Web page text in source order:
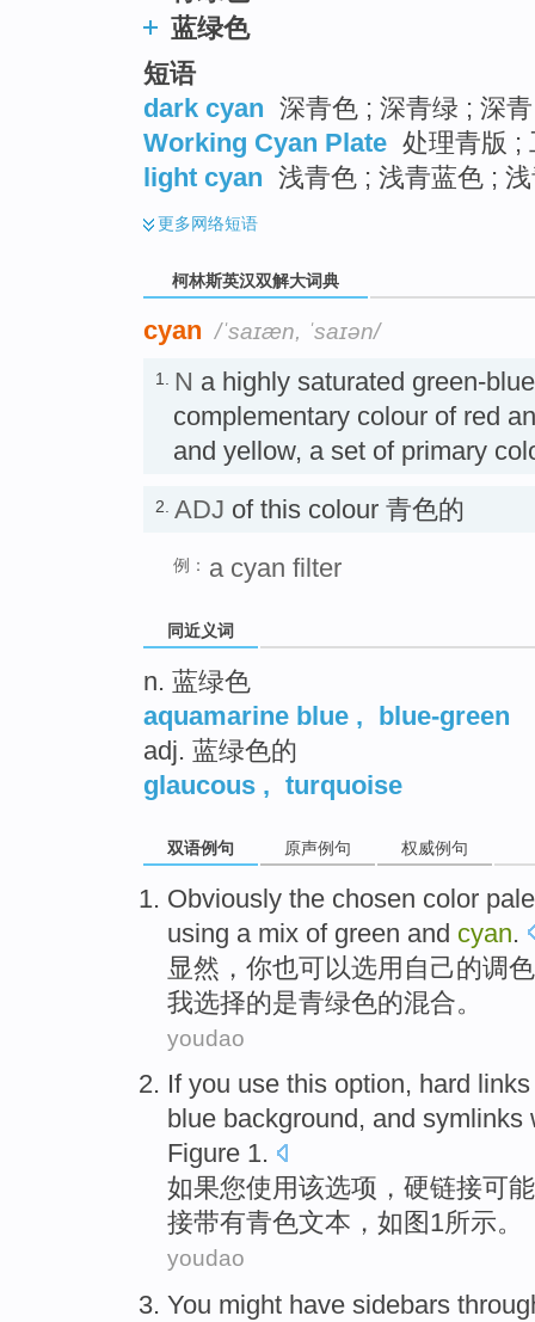
蓝绿色
短语
dark cyan 深青色 ; 深青绿 ; 深
Working Cyan Plate 处理青版 ;
light cyan 浅青色 ; 浅青蓝色 ;
更多网络短语
柯林斯英汉双解大词典
cyan /ˈsaɪæn, ˈsaɪən/
1. N a highly saturated green-
complementary colour of red
and yellow, a set of primary
2. ADJ of this colour 青色的
例： a cyan filter
同近义词
n. 蓝绿色
aquamarine blue , blue-green
adj. 蓝绿色的
glaucous , turquoise
双语例句 原声例句 权威例句
Obviously the chosen color
using a mix of green and cyan.
显然 ， 你也可以选用 自己的调
我选择的是青绿色的混合。
youdao
If you use this option, hard links
blue background , and symlinks
Figure 1.
如果您使用该选项 ， 硬链接可
接带有青色文本 ， 如图 1所示。
youdao
You might have sidebars